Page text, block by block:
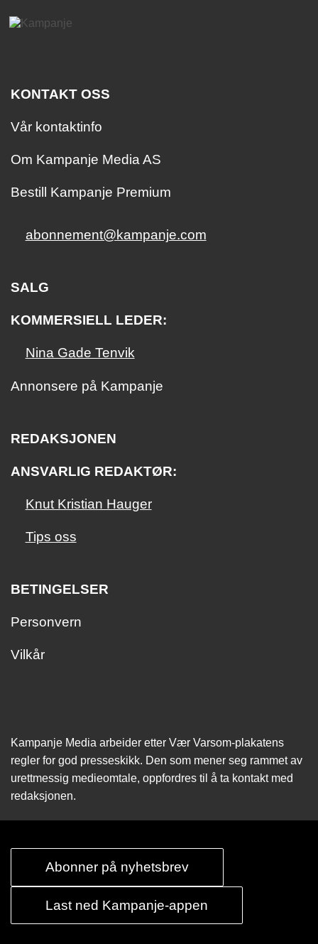
KONTAKT OSS
Vår kontaktinfo
Om Kampanje Media AS
Bestill Kampanje Premium
abonnement@kampanje.com
SALG
KOMMERSIELL LEDER:
Nina Gade Tenvik
Annonsere på Kampanje
REDAKSJONEN
ANSVARLIG REDAKTØR:
Knut Kristian Hauger
Tips oss
BETINGELSER
Personvern
Vilkår
Kampanje Media arbeider etter Vær Varsom-plakatens
regler for god presseskikk. Den som mener seg rammet av
urettmessig medie­omtale, oppfordres til å ta kontakt med
redaksjonen.
Abonner på nyhetsbrev
Last ned Kampanje-appen